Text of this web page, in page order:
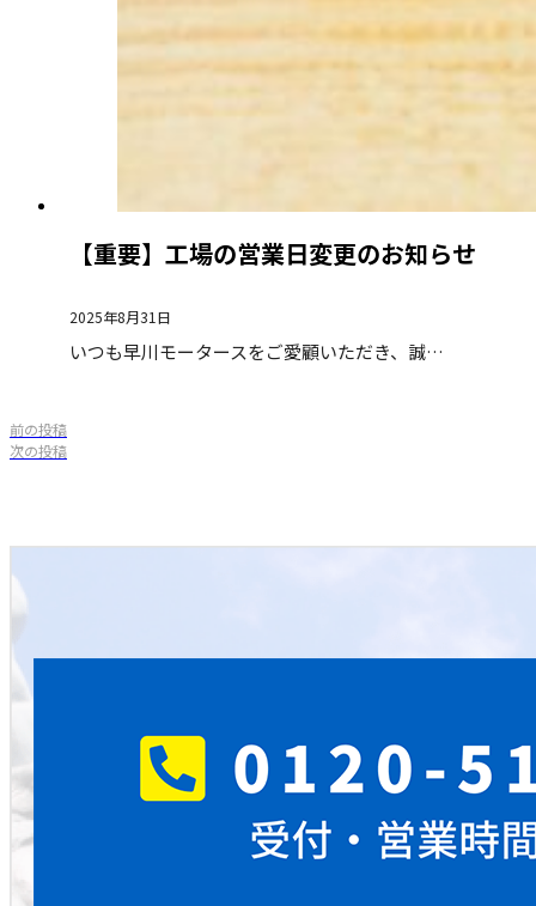
【重要】工場の営業日変更のお知らせ
2025年8月31日
いつも早川モータースをご愛顧いただき、誠…
前の投稿
次の投稿